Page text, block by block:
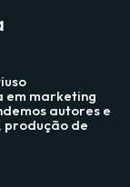
em marketing
autores e
de